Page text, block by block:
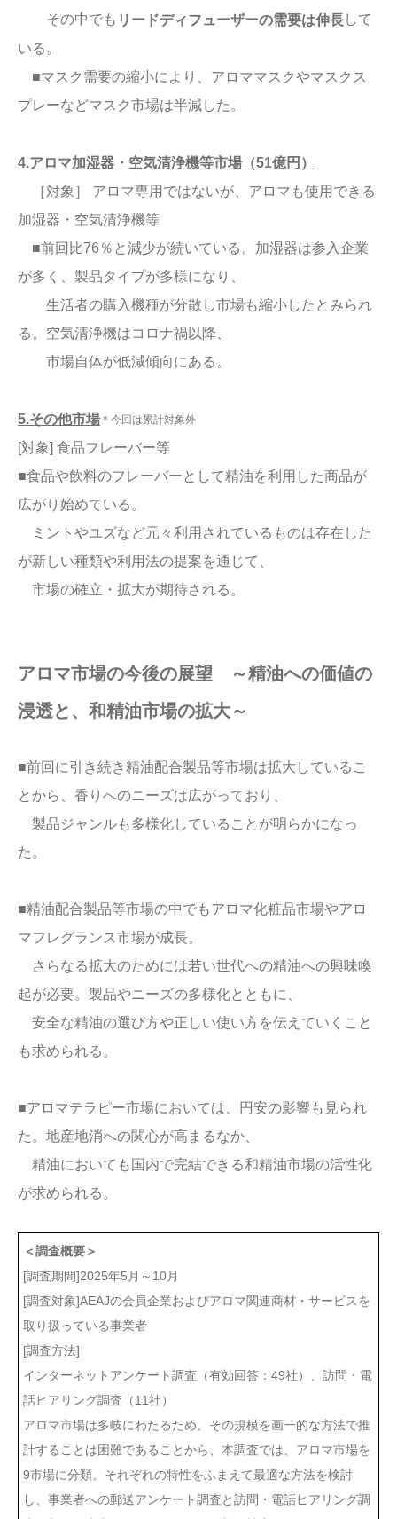
その中でも リードディフューザーの需要は伸長して
いる。
■マスク需要の縮小により、アロママスクやマスクス
プレーなどマスク市場は半減した。
4.アロマ加湿器・空気清浄機等市場（51億円）
［対象］ アロマ専用ではないが、アロマも使用できる
加湿器・空気清浄機等
■前回比76％と減少が続いている。加湿器は参入企業
が多く、製品タイプが多様になり、
生活者の購入機種が分散し市場も縮小したとみられ
る。空気清浄機はコロナ禍以降、
市場自体が低減傾向にある。
5.その他市場 ＊今回は累計対象外
[対象] 食品フレーバー等
■食品や飲料のフレーバーとして精油を利用した商品が
広がり始めている。
ミントやユズなど元々利用されているものは存在した
が新しい種類や利用法の提案を通じて、
市場の確立・拡大が期待される。
アロマ市場の今後の展望 ～精油への価値の
浸透と、和精油市場の拡大～
■前回に引き続き精油配合製品等市場は拡大しているこ
とから、香りへのニーズは広がっており、
製品ジャンルも多様化していることが明らかになっ
た。
■精油配合製品等市場の中でもアロマ化粧品市場やアロ
マフレグランス市場が成長。
さらなる拡大のためには若い世代への精油への興味喚
起が必要。製品やニーズの多様化とともに、
安全な精油の選び方や正しい使い方を伝えていくこと
も求められる。
■アロマテラピー市場においては、円安の影響も見られ
た。地産地消への関心が高まるなか、
精油においても国内で完結できる和精油市場の活性化
が求められる。
＜調査概要＞
[調査期間]2025年5月～10月
[調査対象]AEAJの会員企業およびアロマ関連商材・サービスを
取り扱っている事業者
[調査方法]
インターネットアンケート調査（有効回答：49社）、訪問・電
話ヒアリング調査（11社）
アロマ市場は多岐にわたるため、その規模を画一的な方法で推
計することは困難であることから、本調査では、アロマ市場を
9市場に分類。それぞれの特性をふまえて最適な方法を検討
し、事業者への郵送アンケート調査と訪問・電話ヒアリング調